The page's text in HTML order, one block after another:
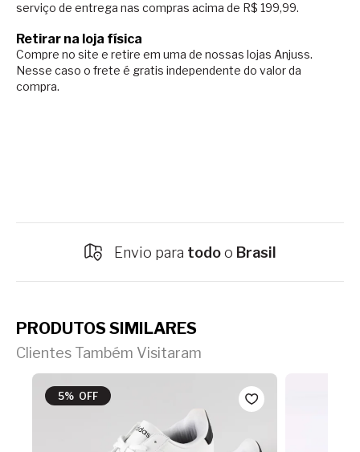
serviço de entrega nas compras acima de R$ 199,99.
Retirar na loja física
Compre no site e retire em uma de nossas lojas Anjuss.
Nesse caso o frete é gratis independente do valor da
compra.
Envio para todoo Brasil
PRODUTOS SIMILARES
Clientes Também Visitaram
5% OFF